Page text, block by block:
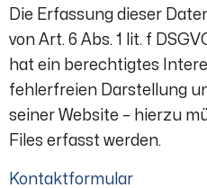
Die Erfassung dieser
von Art. 6 Abs. 1 lit. f
hat ein berechtigtes
fehlerfreien Darstellung
seiner Website – hierzu
Files erfasst werden.
Kontaktformular